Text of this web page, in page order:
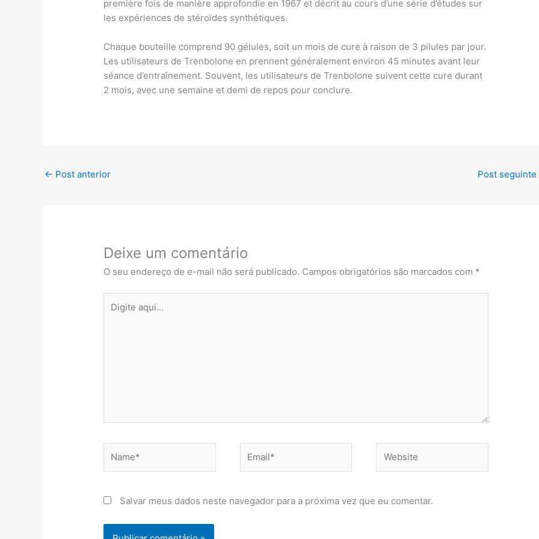
première fois de manière approfondie en 1967 et décrit au cours d’une série d’études sur
les expériences de stéroïdes synthétiques.
Chaque bouteille comprend 90 gélules, soit un mois de cure à raison de 3 pilules par jour.
Les utilisateurs de Trenbolone en prennent généralement environ 45 minutes avant leur
séance d’entraînement. Souvent, les utilisateurs de Trenbolone suivent cette cure durant
2 mois, avec une semaine et demi de repos pour conclure.
← Post anterior Post seguinte
Deixe um comentário
O seu endereço de e-mail não será publicado. Campos obrigatórios são marcados com *
aqui...
Salvar meus dados neste navegador para a próxima vez que eu comentar.